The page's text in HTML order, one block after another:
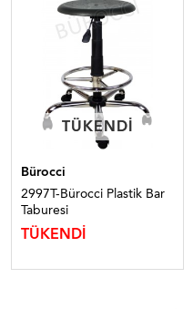
TÜKENDI
TÜKENDI
Bürocci
2997T-Bürocci Plastik Bar
Taburesi
TÜKENDİ